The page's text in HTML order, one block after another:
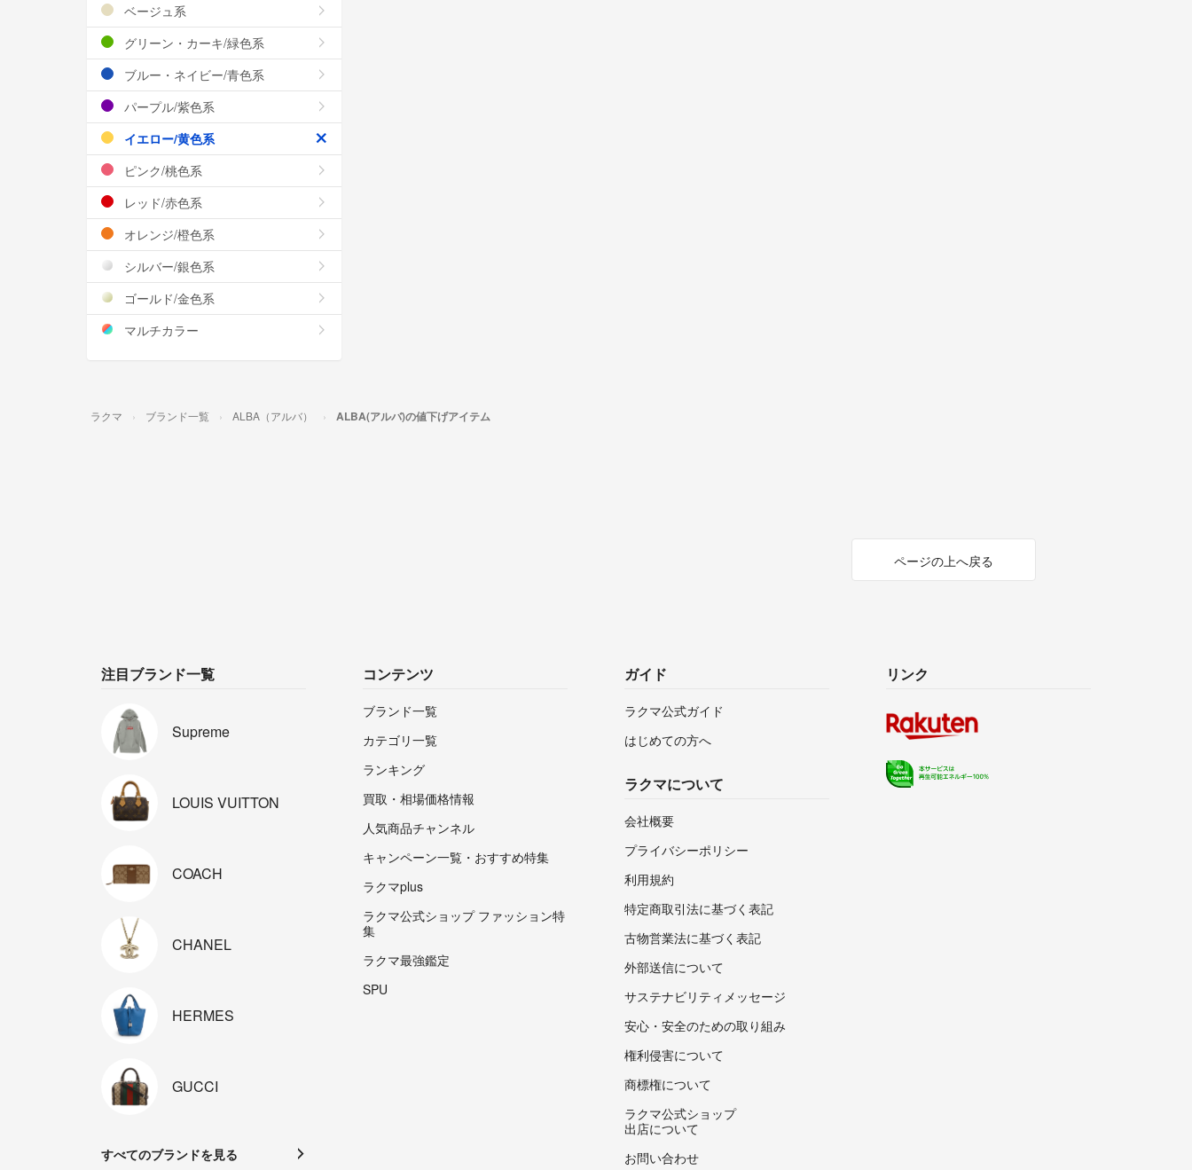
ベージュ系
グリーン・カーキ/緑色系
ブルー・ネイビー/青色系
パープル/紫色系
イエロー/黄色系
ピンク/桃色系
レッド/赤色系
オレンジ/橙色系
シルバー/銀色系
ゴールド/金色系
マルチカラー
ラクマ ブランド一覧 ALBA（アルバ） ALBA(アルバ)の値下げアイテム
ページの上へ戻る
注目ブランド一覧
Supreme
LOUIS VUITTON
COACH
CHANEL
HERMES
GUCCI
すべてのブランドを見る
コンテンツ
ブランド一覧
カテゴリ一覧
ランキング
買取・相場価格情報
人気商品チャンネル
キャンペーン一覧・おすすめ特集
ラクマplus
ラクマ公式ショップ ファッション特
集
ラクマ最強鑑定
SPU
ガイド
ラクマ公式ガイド
はじめての方へ
ラクマについて
会社概要
プライバシーポリシー
利用規約
特定商取引法に基づく表記
古物営業法に基づく表記
外部送信について
サステナビリティメッセージ
安心・安全のための取り組み
権利侵害について
商標権について
ラクマ公式ショップ
出店について
お問い合わせ
リンク